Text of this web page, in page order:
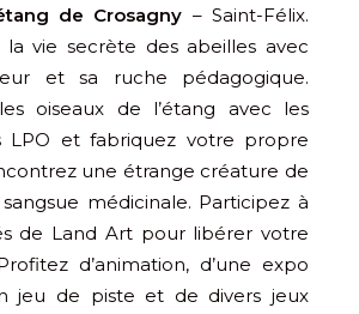
de Crosagny – Saint-Félix.
la vie secrète des abeilles avec
et sa ruche pédagogique.
oiseaux de l’étang avec les
LPO et fabriquez votre propre
une étrange créature de
sangsue médicinale. Participez à
de Land Art pour libérer votre
d’animation, d’une expo
jeu de piste et de divers jeux